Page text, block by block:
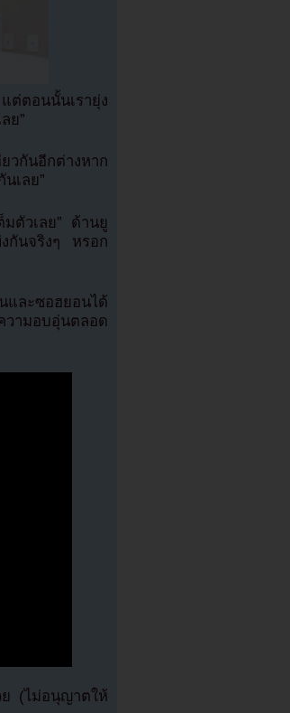
ต่ตอนนั้นเรายุ่ง
ย”
วกันอีกต่างหาก
เลย”
ตัวเลย” ด้านยู
งกันจริงๆ หรอก
ละซอฮยอนได้
ามอบอุ่นตลอด
(ไม่อนุญาตให้